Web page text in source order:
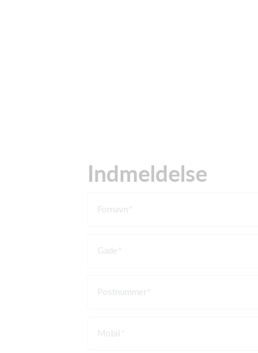
Indmeldelse
Fornavn
Gade
Postnummer
Mobil